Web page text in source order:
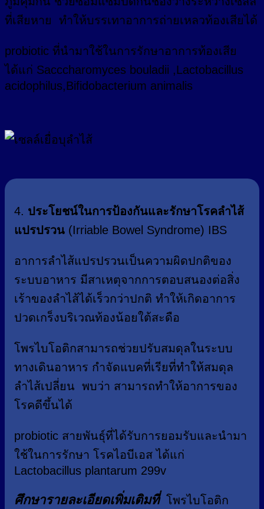
ที่เสียหาย ทำให้บรรเทาอาการถ่ายเหลวท้องเสียได้
probiotic ที่นำมาใช้ในการรักษาอาการท้องเสีย
ได้แก่ Sacccharomyces bouladii ,Lactobacillus
acidophilus,Bifidobacterium animalis
4. ประโยชน์ในการป้องกันและรักษาโรคลำไส้
แปรปรวน (Irriable Bowel Syndrome) IBS
อาการลำไส้แปรปรวนเป็นความผิดปกติของ
ระบบอาหาร มีสาเหตุจากการตอบสนองต่อสิ่ง
เร้าของลำไส้ได้เร็วกว่าปกติ ทำให้เกิดอาการ
ปวดเกร็งบริเวณท้องน้อยใต้สะดือ
โพรไบโอติกสามารถช่วยปรับสมดุลในระบบ
ทางเดินอาหาร กำจัดแบคที่เรียที่ทำให้สมดุล
ลำไส้เปลี่ยน พบว่า สามารถทำให้อาการของ
โรคดีขึ้นได้
probiotic สายพันธุ์ที่ได้รับการยอมรับและนำมา
ใช้ในการรักษา โรคไอบีเอส ได้แก่
Lactobacillus plantarum 299v
ศึกษารายละเอียดเพิ่มเติมที่ โพรไบโอติก